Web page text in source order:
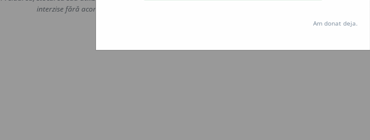
interzise fără acordul nostru prealabil scris, cu excepția seturilor de date oferite oficial spre utilizare
Hosterion
Am donat deja.